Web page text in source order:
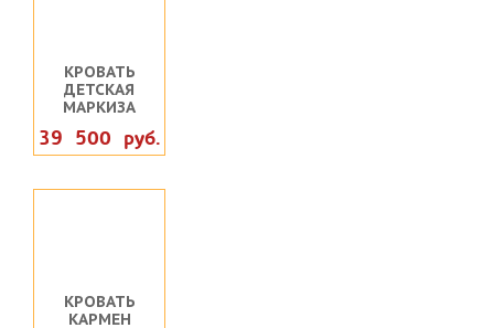
КРОВАТЬ
ДЕТСКАЯ
МАРКИЗА
39 500 руб.
КРОВАТЬ
КАРМЕН